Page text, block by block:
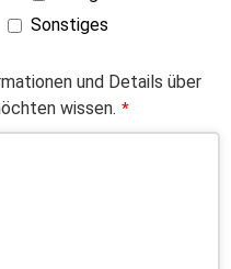
Sonstiges
und Details über
wissen. *